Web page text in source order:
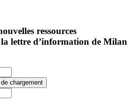
ressources
la lettre d’information de Milan